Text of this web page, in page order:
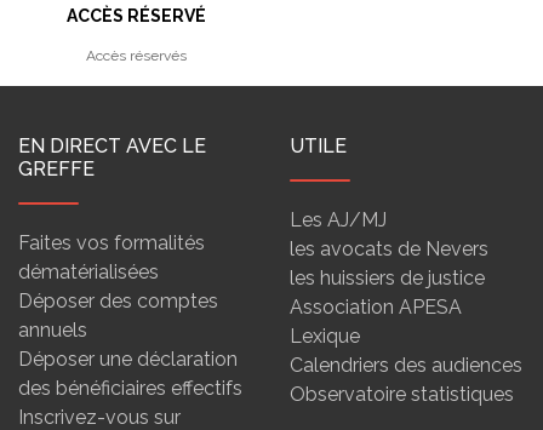
ACCÈS RÉSERVÉ
Accès réservés
EN DIRECT AVEC LE
GREFFE
Faites vos formalités
dématérialisées
Déposer des comptes
annuels
Déposer une déclaration
des bénéficiaires effectifs
Inscrivez-vous sur
UTILE
Les AJ/MJ
les avocats de Nevers
les huissiers de justice
Association APESA
Lexique
Calendriers des audiences
Observatoire statistiques